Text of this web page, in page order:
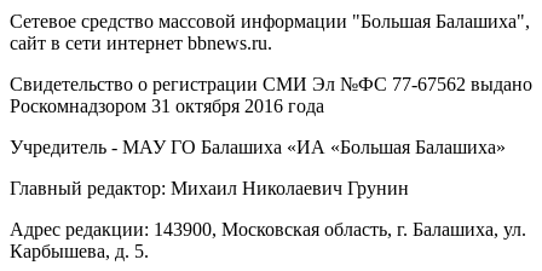
Сетевое средство массовой информации "Большая Балашиха",
сайт в сети интернет bbnews.ru.
Свидетельство о регистрации СМИ Эл №ФС ‎77-67562 выдано
Роскомнадзором 31 октября 2016 года
Учредитель - МАУ ГО Балашиха «ИА «Большая Балашиха»
Главный редактор: Михаил Николаевич Грунин
Адрес редакции: 143900, Московская область, г. Балашиха, ул.
Карбышева, д. 5.